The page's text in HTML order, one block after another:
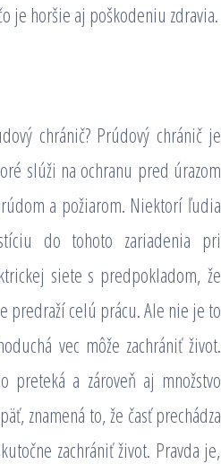
je horšie aj poškodeniu zdravia.
chránič? Prúdový chránič je
slúži na ochranu pred úrazom
a požiarom. Niektorí ľudia
do tohoto zariadenia pri
siete s predpokladom, že
predraží celú prácu. Ale nie je to
vec môže zachrániť život.
preteká a zároveň aj množstvo
znamená to, že časť prechádza
zachrániť život. Pravda je,